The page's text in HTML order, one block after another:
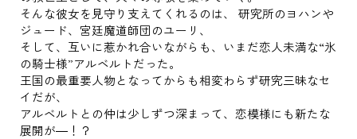
そんな彼女を見守り支えてくれるのは、 研究所のヨハンや
ジュード、宮廷魔道師団のユーリ、
そして、互いに惹かれ合いながらも、いまだ恋人未満な“氷
の騎士様”アルベルトだった。
王国の最重要人物となってからも相変わらず研究三昧なセ
イだが、
アルベルトとの仲は少しずつ深まって、恋模様にも新たな
展開が―！？